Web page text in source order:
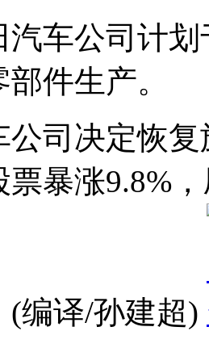
汽车公司计
件生产。
公司决定恢
暴涨9.8%
(编译/孙建超)